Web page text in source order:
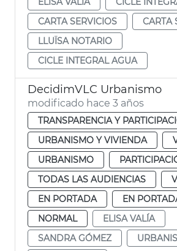
CARTA SERVICIOS
CARTA
LLUÏSA NOTARIO
CICLE INTEGRAL AGUA
DecidimVLC Urbanismo
modificado hace 3 años
TRANSPARENCIA Y
URBANISMO Y VIVIENDA
URBANISMO
TODAS LAS AUDIENCIAS
EN PORTADA
EN
NORMAL
ELISA VALÍA
SANDRA GÓMEZ